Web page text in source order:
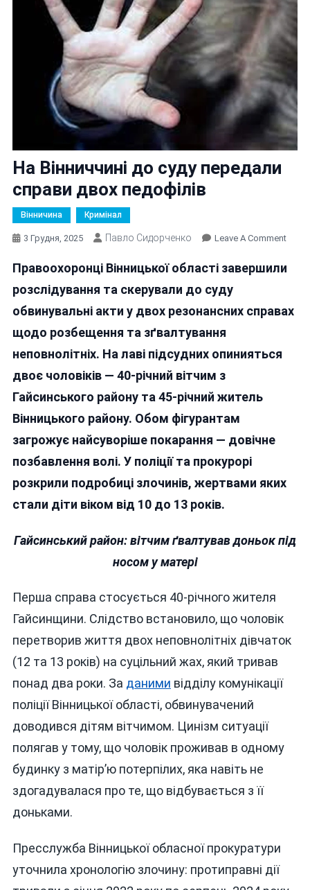
На Вінниччині до суду передали
справи двох педофілів
Вінничина Кримінал
3 Грудня, 2025 Павло Сидорченко Leave A CommentOn
Правоохоронці Вінницької області завершили
розслідування та скерували до суду
обвинувальні акти у двох резонансних справах
щодо розбещення та зґвалтування
неповнолітніх. На лаві підсудних опинияться
двоє чоловіків — 40-річний вітчим з
Гайсинського району та 45-річний житель
Вінницького району. Обом фігурантам
загрожує найсуворіше покарання — довічне
позбавлення волі. У поліції та прокурорі
розкрили подробиці злочинів, жертвами яких
стали діти віком від 10 до 13 років.
Гайсинський район: вітчим ґвалтував доньок під
носом у матері
Перша справа стосується 40-річного жителя
Гайсинщини. Слідство встановило, що чоловік
перетворив життя двох неповнолітніх дівчаток
(12 та 13 років) на суцільний жах, який тривав
понад два роки. За даними відділу комунікації
поліції Вінницької області, обвинувачений
доводився дітям вітчимом. Цинізм ситуації
полягав у тому, що чоловік проживав в одному
будинку з матір’ю потерпілих, яка навіть не
здогадувалася про те, що відбувається з її
доньками.
Пресслужба Вінницької обласної прокуратури
уточнила хронологію злочину: протиправні дії